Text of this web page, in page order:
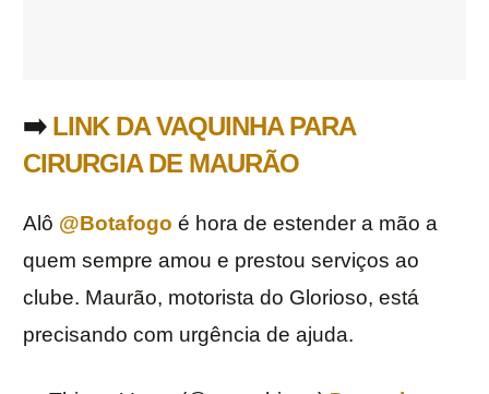
➡️ LINK DA VAQUINHA PARA
CIRURGIA DE MAURÃO
Alô @Botafogo é hora de estender a mão a
quem sempre amou e prestou serviços ao
clube. Maurão, motorista do Glorioso, está
precisando com urgência de ajuda.